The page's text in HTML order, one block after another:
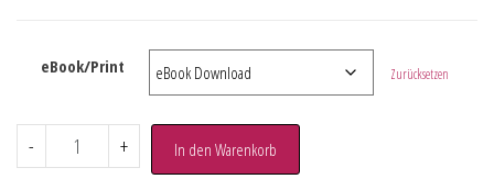
eBook/Print Zurücksetzen
- + In den Warenkorb